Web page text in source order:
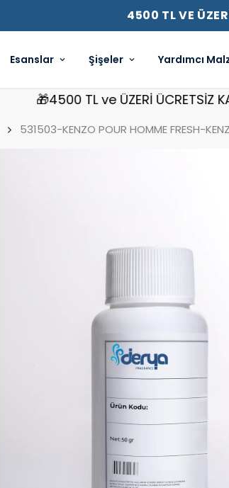
4500 TL VE
Esanslar Şişeler Yardımcı
🎁4500 TL ve ÜZERİ ÜCRETSİZ
531503-KENZO POUR HOMME FRESH-